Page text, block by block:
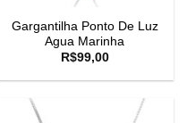
Gargantilha Ponto De Luz
Agua Marinha
R$99,00